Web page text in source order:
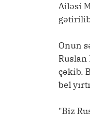
Ailəsi
Onun
Ruslan
çəkib.
bel
"Biz